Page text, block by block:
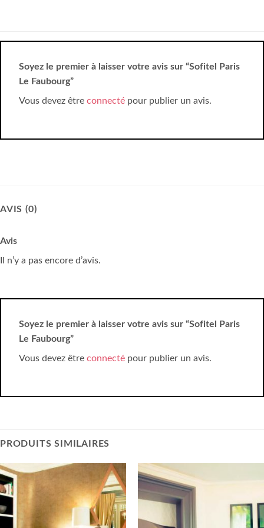
Soyez le premier à laisser votre avis sur “Sofitel Paris
Le Faubourg”
Vous devez être connecté pour publier un avis.
AVIS (0)
Avis
Il n’y a pas encore d’avis.
Soyez le premier à laisser votre avis sur “Sofitel Paris
Le Faubourg”
Vous devez être connecté pour publier un avis.
PRODUITS SIMILAIRES